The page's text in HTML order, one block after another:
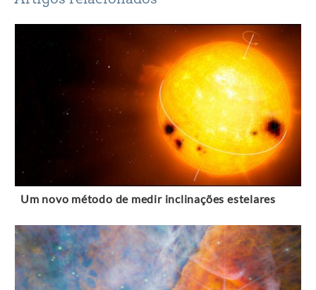
Um novo método de medir inclinações estelares